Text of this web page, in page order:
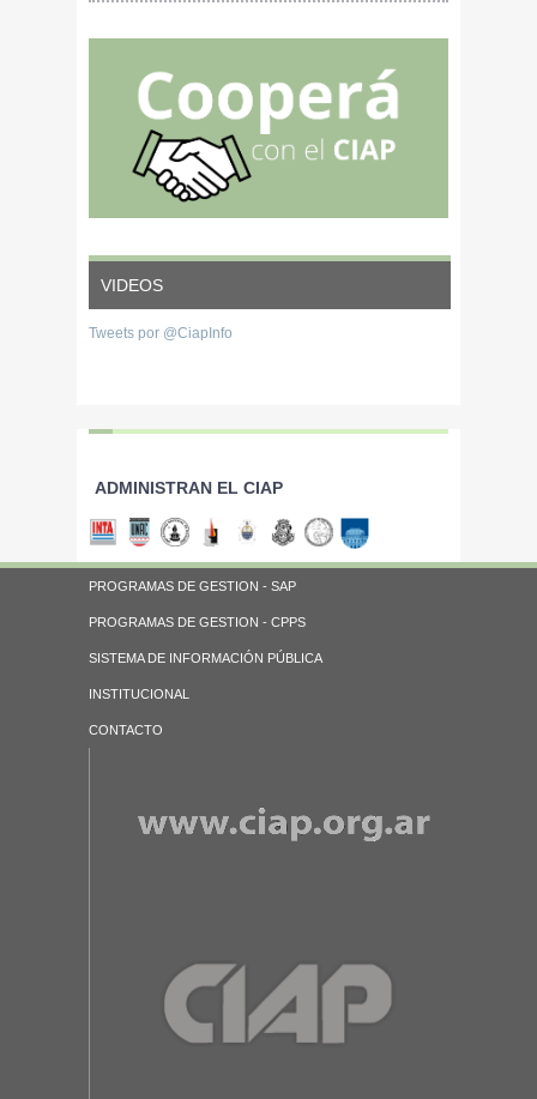
y mercados de la
en Argentina
VIDEOS
Tweets por @CiapInfo
ADMINISTRAN EL CIAP
PROGRAMAS DE GESTION - SAP
PROGRAMAS DE GESTION - CPPS
SISTEMA DE INFORMACIÓN PÚBLICA
INSTITUCIONAL
CONTACTO